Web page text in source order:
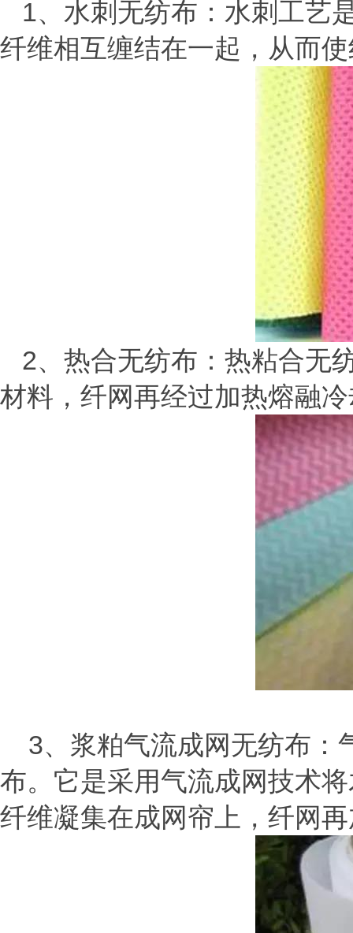
1、水刺无纺布：水刺工艺
纤维相互缠结在一起，从而
2、热合无纺布：热粘合无
材料，纤网再经过加热熔融
3、浆粕气流成网无纺布：
布。它是采用气流成网技术
纤维凝集在成网帘上，纤网